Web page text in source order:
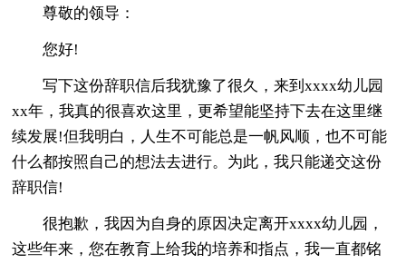
尊敬的领导：
您好!
写下这份辞职信后我犹豫了很久，来到xxxx幼儿园
xx年，我真的很喜欢这里，更希望能坚持下去在这里继
续发展!但我明白，人生不可能总是一帆风顺，也不可能
什么都按照自己的想法去进行。为此，我只能递交这份
辞职信!
很抱歉，我因为自身的原因决定离开xxxx幼儿园，
这些年来，您在教育上给我的培养和指点，我一直都铭